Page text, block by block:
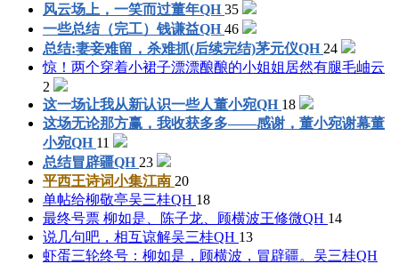
风云场上，一笑而过董年QH 35
一些总结（完工） 钱谦益QH 46
总结:妻妾难留，杀难抓(后续完结)茅元仪QH 24
惊！两个穿着小裙子漂漂酿酿的小姐姐居然有腿毛岫云
2
这一场让我从新认识一些人董小宛QH 18
这场无论那方赢，我收获多多——感谢，董小宛谢幕董
小宛QH 11
总结冒辟疆QH 23
平西王诗词小集江南 20
单帖给柳敬亭吴三桂QH 18
最终号票 柳如是、陈子龙、顾横波王修微QH 14
说几句吧，相互谅解吴三桂QH 13
虾蛋三轮终号：柳如是，顾横波，冒辟疆。 吴三桂QH